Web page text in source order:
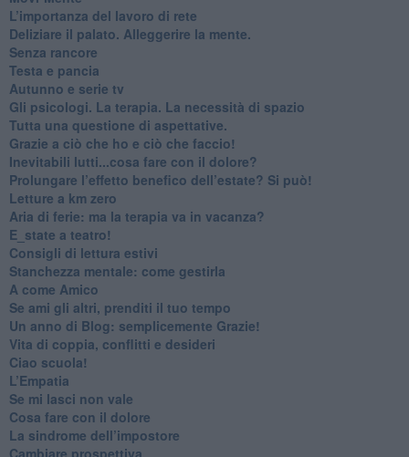
​L’importanza del lavoro di rete
​Deliziare il palato. Alleggerire la mente.
​Senza rancore
​Testa e pancia
​Autunno e serie tv
​Gli psicologi. La terapia. La necessità di spazio
​Tutta una questione di aspettative.
​Grazie a ciò che ho e ciò che faccio!
​Inevitabili lutti...cosa fare con il dolore?
Prolungare l’effetto benefico dell’estate? Si può!
​Letture a km zero
​Aria di ferie: ma la terapia va in vacanza?
​E_state a teatro!
​Consigli di lettura estivi
​Stanchezza mentale: come gestirla
​A come Amico
​Se ami gli altri, prenditi il tuo tempo
​Un anno di Blog: semplicemente Grazie!
​Vita di coppia, conflitti e desideri
​Ciao scuola!
​L’Empatia
​Se mi lasci non vale
Cosa fare con il dolore
​La sindrome dell’impostore
​Cambiare prospettiva